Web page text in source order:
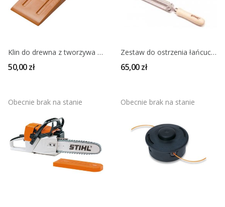
Klin do drewna z tworzywa STIHL 19cm
50,00 zł
Zestaw do ostrzenia łańcucha .325" STIHL
65,00 zł
Obecnie brak na stanie Obecnie brak na stanie